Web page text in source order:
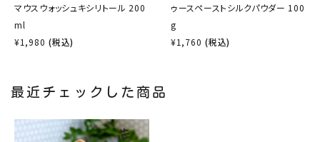
マウスウォッシュキシリトール 200
ml
¥1,980 (税込)
ゥースペーストシルクパウダー 100
g
¥1,760 (税込)
最近チェックした商品